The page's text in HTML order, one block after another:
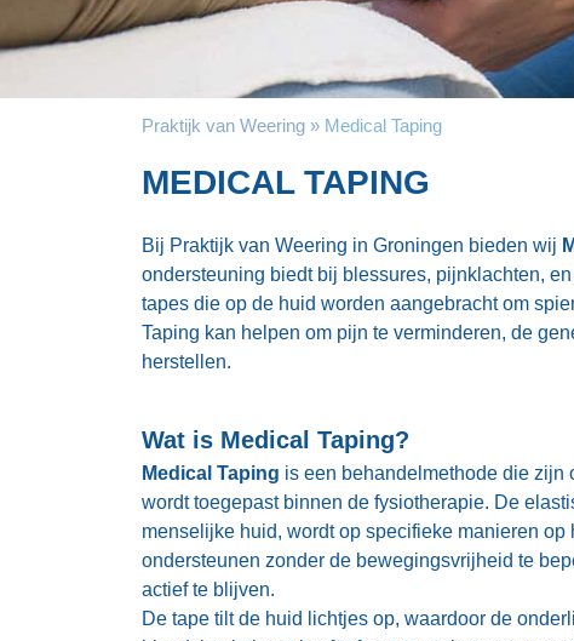
Praktijk van Weering Medical Taping
MEDICAL TAPING
Bij Praktijk van Weering in Groningen bieden wij
ondersteuning biedt bij blessures, pijnklachten,
tapes die op de huid worden aangebracht om
Taping kan helpen om pijn te verminderen, de
herstellen.
Wat is Medical Taping?
Medical Taping is een behandelmethode die zijn
wordt toegepast binnen de fysiotherapie. De
menselijke huid, wordt op specifieke manieren
ondersteunen zonder de bewegingsvrijheid te
actief te blijven.
De tape tilt de huid lichtjes op, waardoor de